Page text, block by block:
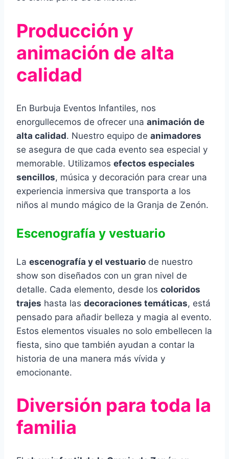
Producción y
animación de alta
calidad
En Burbuja Eventos Infantiles, nos
enorgullecemos de ofrecer una animación de
alta calidad. Nuestro equipo de animadores
se asegura de que cada evento sea especial y
memorable. Utilizamos efectos especiales
sencillos, música y decoración para crear una
experiencia inmersiva que transporta a los
niños al mundo mágico de la Granja de Zenón.
Escenografía y vestuario
La escenografía y el vestuario de nuestro
show son diseñados con un gran nivel de
detalle. Cada elemento, desde los coloridos
trajes hasta las decoraciones temáticas, está
pensado para añadir belleza y magia al evento.
Estos elementos visuales no solo embellecen la
fiesta, sino que también ayudan a contar la
historia de una manera más vívida y
emocionante.
Diversión para toda la
familia